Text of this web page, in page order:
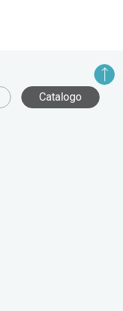
Catalogo